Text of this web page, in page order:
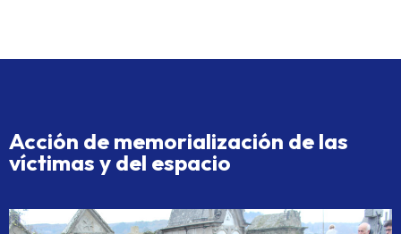
Acción de memorialización de las
víctimas y del espacio